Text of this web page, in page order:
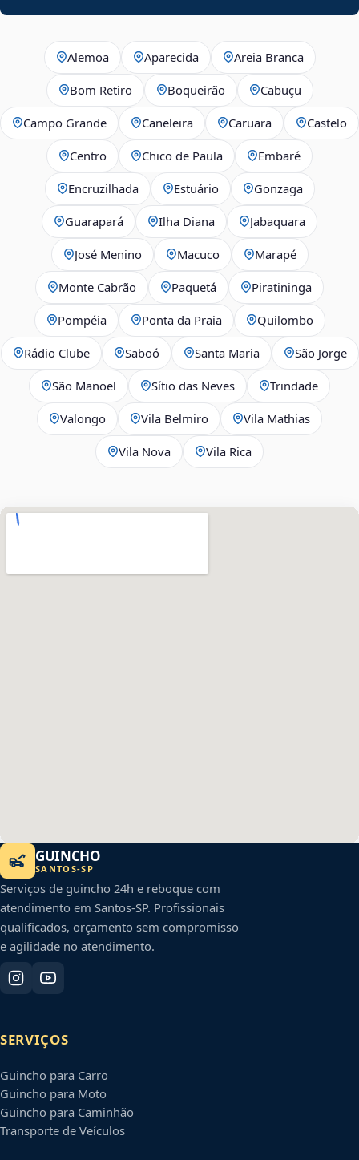
Alemoa Aparecida Areia Branca
Bom Retiro Boqueirão Cabuçu
Campo Grande Caneleira Caruara Castelo
Centro Chico de Paula Embaré
Encruzilhada Estuário Gonzaga
Guarapará Ilha Diana Jabaquara
José Menino Macuco Marapé
Monte Cabrão Paquetá Piratininga
Pompéia Ponta da Praia Quilombo
Rádio Clube Saboó Santa Maria São Jorge
São Manoel Sítio das Neves Trindade
Valongo Vila Belmiro Vila Mathias
Vila Nova Vila Rica
GUINCHO
SANTOS-SP
Serviços de guincho 24h e reboque com
atendimento em Santos-SP. Profissionais
qualificados, orçamento sem compromisso
e agilidade no atendimento.
SERVIÇOS
Guincho para Carro
Guincho para Moto
Guincho para Caminhão
Transporte de Veículos